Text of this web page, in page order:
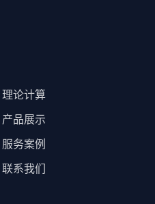
理论计算
产品展示
服务案例
联系我们